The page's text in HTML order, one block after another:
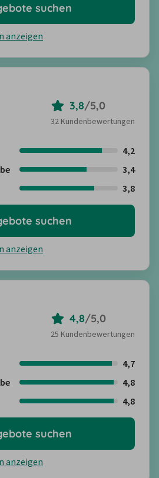
anzeigen
suchen
3,8/5,0
32 Kundenbewertungen
4,2
3,4
3,8
anzeigen
suchen
4,8/5,0
25 Kundenbewertungen
4,7
4,8
4,8
anzeigen
suchen